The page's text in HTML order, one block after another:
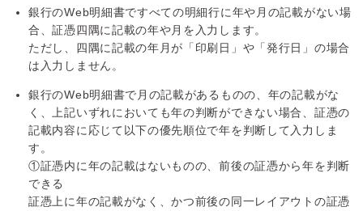
銀行のWeb明細書ですべての明細行に年や月の記載がない場
合、証憑四隅に記載の年や月を入力します。
ただし、四隅に記載の年月が「印刷日」や「発行日」の場合
は入力しません。
銀行のWeb明細書で月の記載があるものの、年の記載がな
く、上記いずれにおいても年の判断ができない場合、証憑の
記載内容に応じて以下の優先順位で年を判断して入力しま
す。
①証憑内に年の記載はないものの、前後の証憑から年を判断
できる
証憑上に年の記載がなく、かつ前後の同一レイアウトの証憑